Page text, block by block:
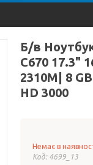
Б/в
C670 17.3"
2310M| 8
HD 3000
Немає в
Код: 4699_13